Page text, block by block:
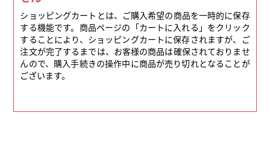
ショッピングカートとは、ご購入希望の商品を一時的に保存
する機能です。商品ページの「カートに入れる」をクリック
することにより、ショッピングカートに保存されますが、ご
注文が完了するまでは、お客様の商品は確保されておりませ
んので、購入手続きの操作中に商品が売り切れとなることが
ございます。